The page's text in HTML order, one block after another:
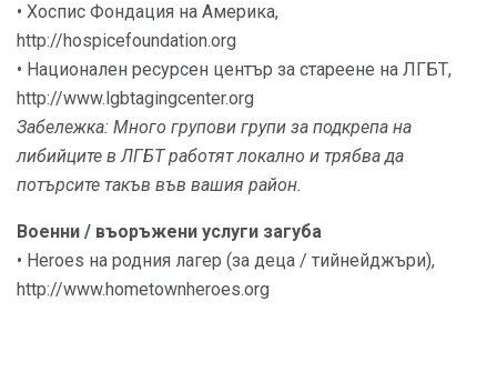
• Хоспис Фондация на Америка,
http://hospicefoundation.org
• Национален ресурсен център за стареене на ЛГБТ,
http://www.lgbtagingcenter.org
Забележка: Много групови групи за подкрепа на
либийците в ЛГБТ работят локално и трябва да
потърсите такъв във вашия район.
Военни / въоръжени услуги загуба
• Heroes на родния лагер (за деца / тийнейджъри),
http://www.hometownheroes.org